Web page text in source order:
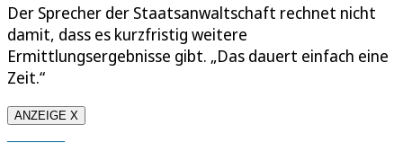
Der Sprecher der Staatsanwaltschaft rechnet nicht
damit, dass es kurzfristig weitere
Ermittlungsergebnisse gibt. „Das dauert einfach eine
Zeit.“
ANZEIGE X